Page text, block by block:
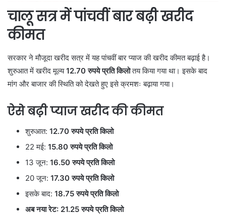
चालू सत्र में पांचवीं बार बढ़ी खरीद
कीमत
सरकार ने मौजूदा खरीद सत्र में यह पांचवीं बार प्याज की खरीद कीमत बढ़ाई है।
शुरुआत में खरीद मूल्य12.70 रुपये प्रति किलोतय किया गया था। इसके बाद
मांग और बाजार की स्थिति को देखते हुए इसे क्रमशः बढ़ाया गया।
ऐसे बढ़ी प्याज खरीद की कीमत
शुरुआत: 12.70 रुपये प्रति किलो
22 मई: 15.80 रुपये प्रति किलो
13 जून: 16.50 रुपये प्रति किलो
20 जून: 17.30 रुपये प्रति किलो
इसके बाद: 18.75 रुपये प्रति किलो
अब नया रेट: 21.25 रुपये प्रति किलो